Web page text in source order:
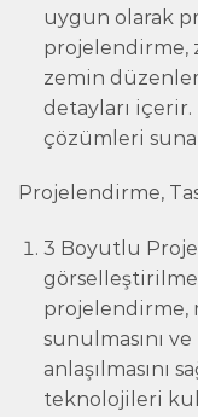
uygun olarak
projelendirme,
zemin
detayları içerir.
çözümleri
Projelendirme,
3 Boyutlu
projelendirme,
sunulmasını
anlaşılmasını
teknolojileri